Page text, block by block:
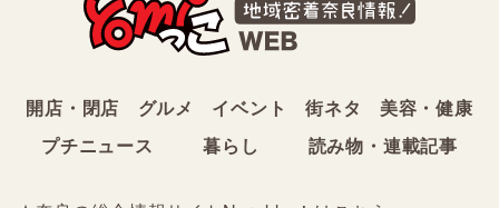
開店・閉店 グルメ イベント 街ネタ
美容・健康
プチニュース
暮らし 読み物・連載記事